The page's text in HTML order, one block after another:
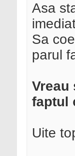
Asa
Sa
parul
Vreau
faptul
Uite